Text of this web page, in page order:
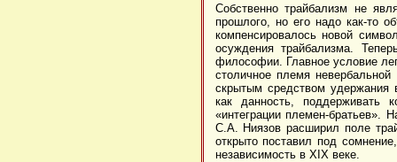
Собственно трайбализм не
прошлого, но его надо как-то
компенсировалось новой
осуждения трайбализма.
философии. Главное условие
столичное племя невербальной
скрытым средством удержания
как данность, поддерживать
«интеграции племен-братьев».
С.А. Ниязов расширил поле
открыто поставил под
независимость в XIX веке.